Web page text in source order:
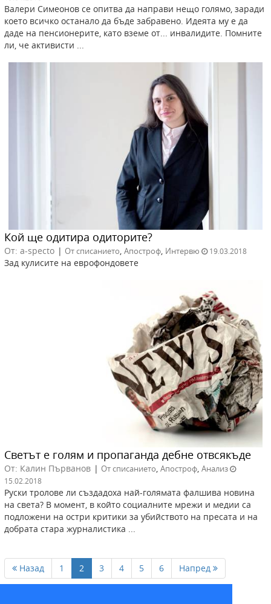
Валери Симеонов се опитва да направи нещо голямо, заради
което всичко останало да бъде забравено. Идеята му е да
даде на пенсионерите, като вземе от... инвалидите. Помните
ли, че активисти ...
Кой ще одитира одиторите?
От: a-specto | От списанието Апостроф Интервю 19.03.2018
Зад кулисите на еврофондовете
Светът е голям и пропаганда дебне отвсякъде
От: Калин Първанов | От списанието, Апостроф, Анализ
15.02.2018
Руски тролове ли създадоха най-голямата фалшива новина
на света? В момент, в който социалните мрежи и медии са
подложени на остри критики за убийството на пресата и на
добрата стара журналистика ...
Назад 1 2 3 4 5 6 Напред